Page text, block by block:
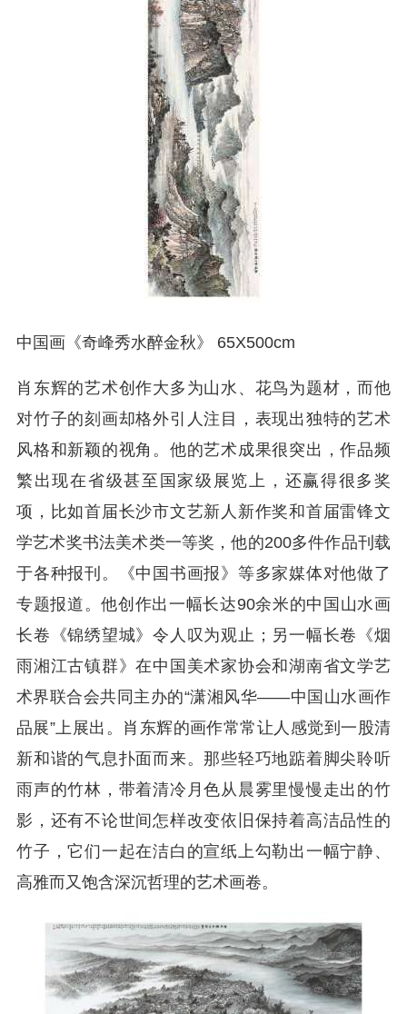
中国画《奇峰秀水醉金秋》 65X500cm
肖东辉的艺术创作大多为山水、花鸟为题材，而他
对竹子的刻画却格外引人注目，表现出独特的艺术
风格和新颖的视角。他的艺术成果很突出，作品频
繁出现在省级甚至国家级展览上，还赢得很多奖
项，比如首届长沙市文艺新人新作奖和首届雷锋文
学艺术奖书法美术类一等奖，他的200多件作品刊载
于各种报刊。《中国书画报》等多家媒体对他做了
专题报道。他创作出一幅长达90余米的中国山水画
长卷《锦绣望城》令人叹为观止；另一幅长卷《烟
雨湘江古镇群》在中国美术家协会和湖南省文学艺
术界联合会共同主办的“潇湘风华——中国山水画作
品展”上展出。肖东辉的画作常常让人感觉到一股清
新和谐的气息扑面而来。那些轻巧地踮着脚尖聆听
雨声的竹林，带着清冷月色从晨雾里慢慢走出的竹
影，还有不论世间怎样改变依旧保持着高洁品性的
竹子，它们一起在洁白的宣纸上勾勒出一幅宁静、
高雅而又饱含深沉哲理的艺术画卷。